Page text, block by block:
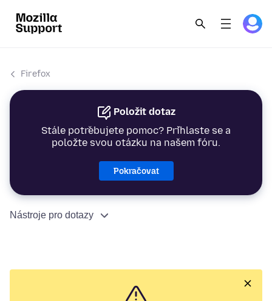
Firefox
Položit dotaz
Stále potřebujete pomoc? Přihlaste se a
položte svou otázku na našem fóru.
Pokračovat
Nástroje pro dotazy